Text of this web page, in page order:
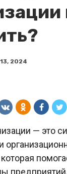
2024
— это